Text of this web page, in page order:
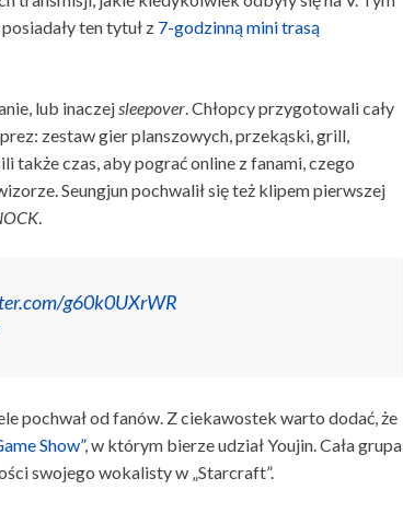
ten tytuł z 7-godzinną mini trasą
lub inaczejsleepover. Chłopcy przygotowali cały
zestaw gier planszowych, przekąski, grill,
także czas, aby pograć online z fanami, czego
Seungjun pochwalił się też klipem pierwszej
.
g60k0UXrWR
pochwał od fanów. Z ciekawostek warto dodać, że
Show”, w którym bierze udział Youjin. Cała grupa
swojego wokalisty w „Starcraft”.